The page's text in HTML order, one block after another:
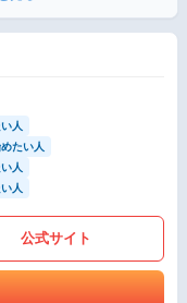
人
たい人
人
人
公式サイト